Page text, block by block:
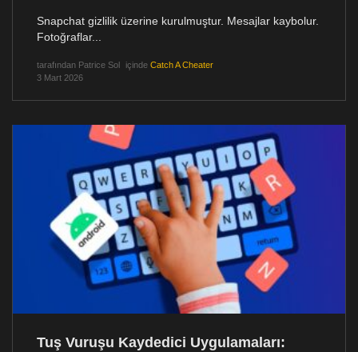
Snapchat gizlilik üzerine kurulmuştur. Mesajlar kaybolur.
Fotoğraflar...
tarafından Patrice Sol içinde Catch A Cheater
3 Mart 2026
Tuş Vuruşu Kaydedici Uygulamaları: